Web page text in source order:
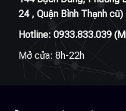
24 , Quận Bình Thạnh cũ)
Hotline: 0933.833.039
Mở cửa: 8h-22h